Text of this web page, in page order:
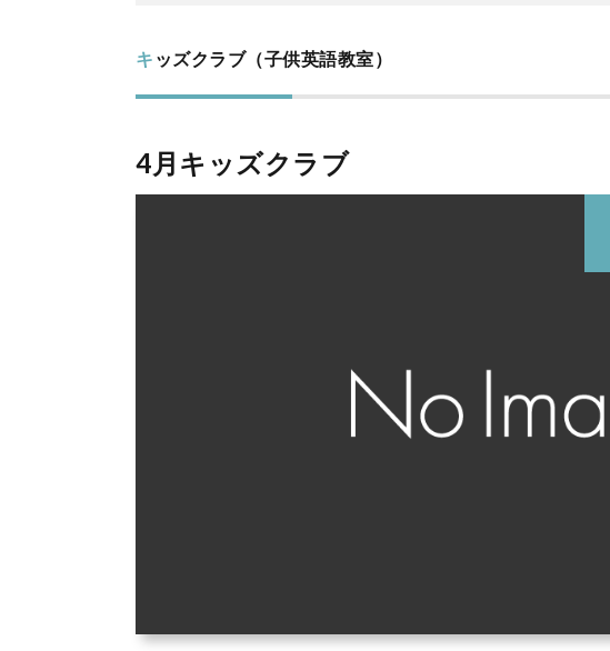
キッズクラブ（子供英語教室）
4月キッズクラブ